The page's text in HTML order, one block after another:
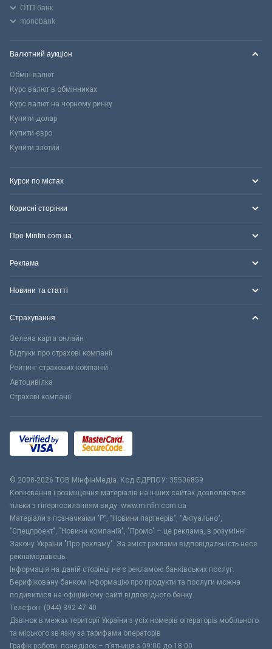
ОТП банк
monobank
Валютний аукціон
Обмін валют
Курс валют в обмінниках
Курс валют на чорному ринку
Купити долар
Купити євро
Купити злотий
Курси по містах
Корисні сторінки
Про Minfin.com.ua
Реклама
Новини та статті
Страхування
Зелена карта онлайн
Відгуки про страхові компанії
Рейтинг страхових компаній
Автоцивілка
Страхові компанії
© 2008-2026 ТОВ МiнфiнМедiа. Код ЄДРПОУ: 35506859
Копіювання і розміщення матеріалів на інших сайтах дозволяється
тільки з гіперпосиланням виду: www.minfin.com.ua
Матеріали з позначками "Р", "Новини партнерів", "Актуально",
"Спецпроект", "Новини компаній", "Промо" – це реклама, в розумінні
Закону України "Про рекламу". За зміст реклами відповідальність несе
рекламодавець.
Інформація на даній сторінці не є рекламою банківських послуг.
Верифіковану банком інформацію про продукти та послуги можна
подивитися на офіційному сайті відповідного банку.
Телефон: (044) 392-47-40
Дзвінок в межах території України з усіх номерів операторів мобільного
та міського зв’язку за тарифами операторів
Графік роботи: понеділок – п’ятниця з 09:00 до 18:00